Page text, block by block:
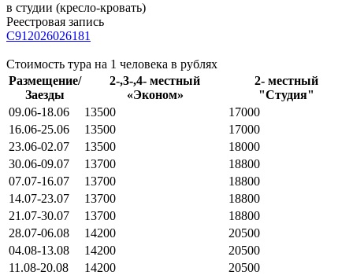
в студии (кресло-кровать)
Реестровая запись
С912026026181
Стоимость тура на 1 человека в рублях
Размещение/
Заезды
2-,3-,4- местный
«Эконом»
2- местный
"Студия"
09.06-18.06
13500
17000
16.06-25.06
13500
17000
23.06-02.07
13500
18000
30.06-09.07
13700
18800
07.07-16.07
13700
18800
14.07-23.07
13700
18800
21.07-30.07
13700
18800
28.07-06.08
14200
20500
04.08-13.08
14200
20500
11.08-20.08
14200
20500